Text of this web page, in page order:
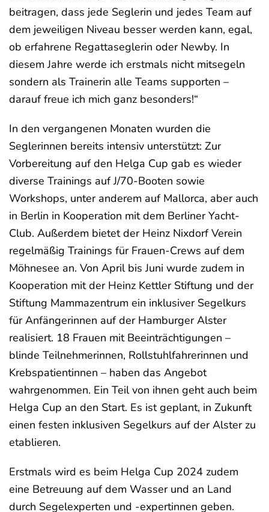
beitragen, dass jede Seglerin und jedes Team auf
dem jeweiligen Niveau besser werden kann, egal,
ob erfahrene Regattaseglerin oder Newby. In
diesem Jahre werde ich erstmals nicht mitsegeln
sondern als Trainerin alle Teams supporten –
darauf freue ich mich ganz besonders!“
In den vergangenen Monaten wurden die
Seglerinnen bereits intensiv unterstützt: Zur
Vorbereitung auf den Helga Cup gab es wieder
diverse Trainings auf J/70-Booten sowie
Workshops, unter anderem auf Mallorca, aber auch
in Berlin in Kooperation mit dem Berliner Yacht-
Club. Außerdem bietet der Heinz Nixdorf Verein
regelmäßig Trainings für Frauen-Crews auf dem
Möhnesee an. Von April bis Juni wurde zudem in
Kooperation mit der Heinz Kettler Stiftung und der
Stiftung Mammazentrum ein inklusiver Segelkurs
für Anfängerinnen auf der Hamburger Alster
realisiert. 18 Frauen mit Beeinträchtigungen –
blinde Teilnehmerinnen, Rollstuhlfahrerinnen und
Krebspatientinnen – haben das Angebot
wahrgenommen. Ein Teil von ihnen geht auch beim
Helga Cup an den Start. Es ist geplant, in Zukunft
einen festen inklusiven Segelkurs auf der Alster zu
etablieren.
Erstmals wird es beim Helga Cup 2024 zudem
eine Betreuung auf dem Wasser und an Land
durch Segelexperten und -expertinnen geben.